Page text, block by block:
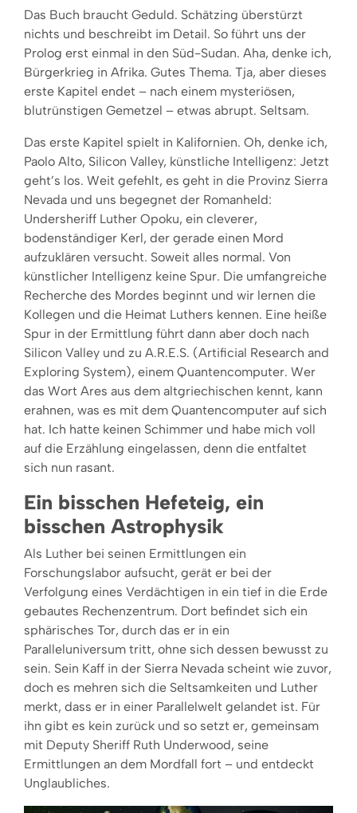
Das Buch braucht Geduld. Schätzing überstürzt
nichts und beschreibt im Detail. So führt uns der
Prolog erst einmal in den Süd-Sudan. Aha, denke ich,
Bürgerkrieg in Afrika. Gutes Thema. Tja, aber dieses
erste Kapitel endet – nach einem mysteriösen,
blutrünstigen Gemetzel – etwas abrupt. Seltsam.
Das erste Kapitel spielt in Kalifornien. Oh, denke ich,
Paolo Alto, Silicon Valley, künstliche Intelligenz: Jetzt
geht’s los. Weit gefehlt, es geht in die Provinz Sierra
Nevada und uns begegnet der Romanheld:
Undersheriff Luther Opoku, ein cleverer,
bodenständiger Kerl, der gerade einen Mord
aufzuklären versucht. Soweit alles normal. Von
künstlicher Intelligenz keine Spur. Die umfangreiche
Recherche des Mordes beginnt und wir lernen die
Kollegen und die Heimat Luthers kennen. Eine heiße
Spur in der Ermittlung führt dann aber doch nach
Silicon Valley und zu A.R.E.S. (Artificial Research and
Exploring System), einem Quantencomputer. Wer
das Wort Ares aus dem altgriechischen kennt, kann
erahnen, was es mit dem Quantencomputer auf sich
hat. Ich hatte keinen Schimmer und habe mich voll
auf die Erzählung eingelassen, denn die entfaltet
sich nun rasant.
Ein bisschen Hefeteig, ein
bisschen Astrophysik
Als Luther bei seinen Ermittlungen ein
Forschungslabor aufsucht, gerät er bei der
Verfolgung eines Verdächtigen in ein tief in die Erde
gebautes Rechenzentrum. Dort befindet sich ein
sphärisches Tor, durch das er in ein
Paralleluniversum tritt, ohne sich dessen bewusst zu
sein. Sein Kaff in der Sierra Nevada scheint wie zuvor,
doch es mehren sich die Seltsamkeiten und Luther
merkt, dass er in einer Parallelwelt gelandet ist. Für
ihn gibt es kein zurück und so setzt er, gemeinsam
mit Deputy Sheriff Ruth Underwood, seine
Ermittlungen an dem Mordfall fort ­– und entdeckt
Unglaubliches.